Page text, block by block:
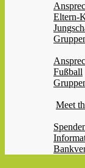
Eltern-
Fußball
Meet